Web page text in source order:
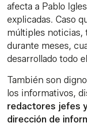
afecta a Pablo
explicadas. Caso
múltiples noticias,
durante meses,
desarrollado todo
También son
los informativos,
redactores jefes
dirección de